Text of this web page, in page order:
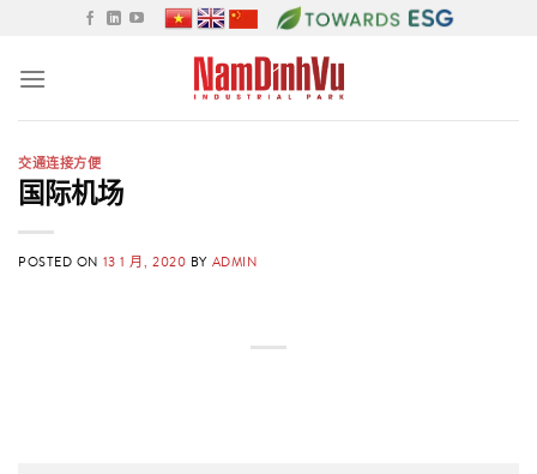
content
交通连接方便
国际机场
POSTED ON 13 1 月, 2020 BY ADMIN